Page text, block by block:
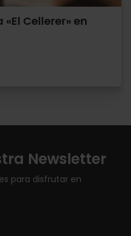
Cellerer» en
Newsletter
para disfrutar en